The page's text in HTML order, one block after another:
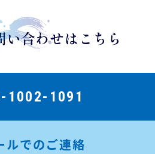
い合わせはこちら
1002-1091
ルでのご連絡